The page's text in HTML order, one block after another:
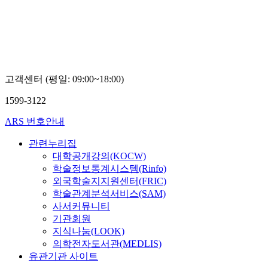
고객센터 (평일: 09:00~18:00)
1599-3122
ARS 번호안내
관련누리집
대학공개강의(KOCW)
학술정보통계시스템(Rinfo)
외국학술지지원센터(FRIC)
학술관계분석서비스(SAM)
사서커뮤니티
기관회원
지식나눔(LOOK)
의학전자도서관(MEDLIS)
유관기관 사이트